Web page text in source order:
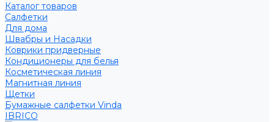
Каталог товаров
Салфетки
Для дома
Швабры и Насадки
Коврики придверные
Кондиционеры для белья
Косметическая линия
Магнитная линия
Щетки
Бумажные салфетки Vinda
IBRICO